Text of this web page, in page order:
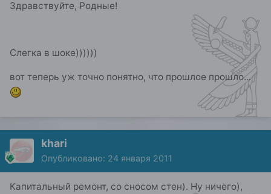
Здравствуйте, Родные!
Слегка в шоке))))))
вот теперь уж точно понятно, что прошлое прошло...
khari
Опубликовано: 24 января 2011
Капитальный ремонт, со сносом стен). Ну ничего),